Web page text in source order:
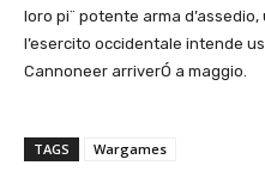
loro pi¨ potente arma
l’esercito occidentale intende
Cannoneer arriverÓ a maggio.
TAGS Wargames